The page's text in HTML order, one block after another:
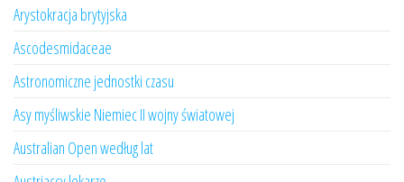
Arystokracja brytyjska
Ascodesmidaceae
Astronomiczne jednostki czasu
Asy myśliwskie Niemiec II wojny światowej
Australian Open według lat